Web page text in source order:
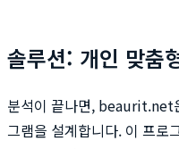
솔루션: 개인 맞춤
분석이 끝나면, beaurit.net
그램을 설계합니다. 이 프로